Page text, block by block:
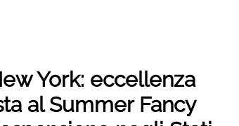
York: eccellenza
al Summer Fancy